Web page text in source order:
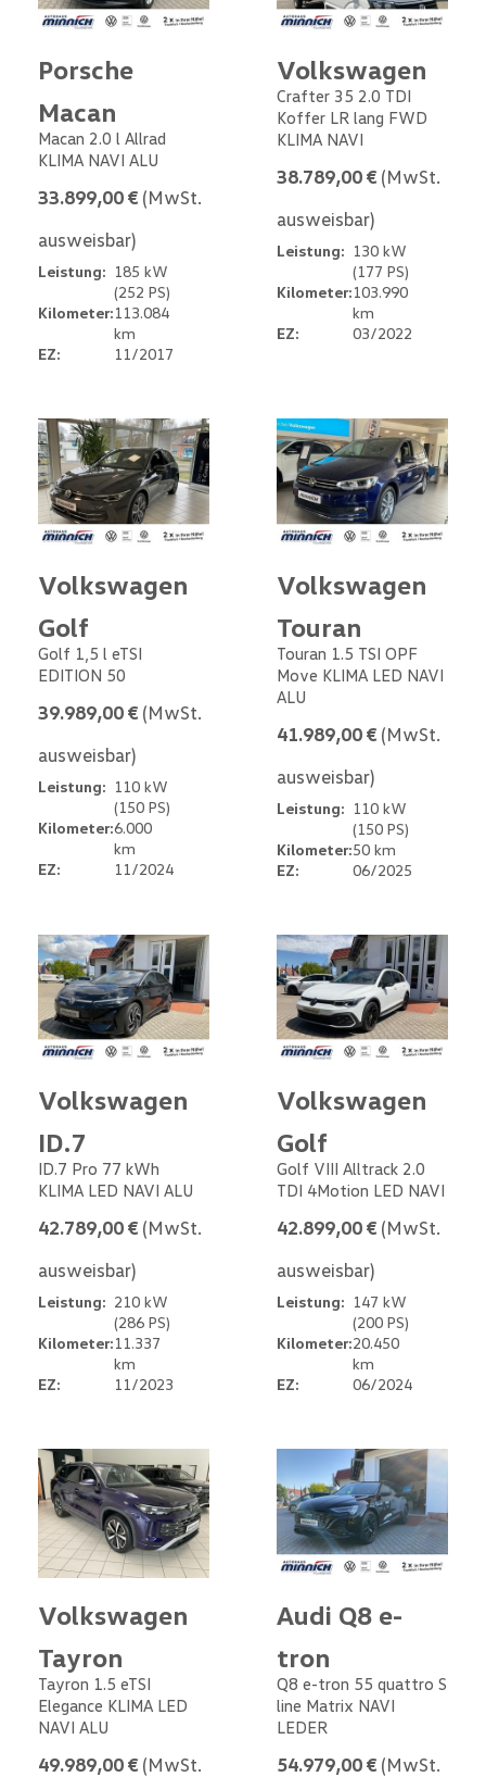
Porsche
Macan
Macan 2.0 l Allrad
KLIMA NAVI ALU
33.899,00 € (MwSt.
ausweisbar)
Leistung: 185 kW
(252 PS)
Kilometer:113.084
km
EZ:
11/2017
Volkswagen
Crafter 35 2.0 TDI
Koffer LR lang FWD
KLIMA NAVI
38.789,00 € (MwSt.
ausweisbar)
Leistung: 130 kW
(177 PS)
Kilometer:103.990
km
EZ:
03/2022
Volkswagen
Golf
Golf 1,5 l eTSI
EDITION 50
39.989,00 € (MwSt.
ausweisbar)
Leistung: 110 kW
(150 PS)
Kilometer:6.000
km
EZ:
11/2024
Volkswagen
Touran
Touran 1.5 TSI OPF
Move KLIMA LED NAVI
ALU
41.989,00 € (MwSt.
ausweisbar)
Leistung: 110 kW
(150 PS)
Kilometer:50 km
EZ:
06/2025
Volkswagen
ID.7
ID.7 Pro 77 kWh
KLIMA LED NAVI ALU
42.789,00 € (MwSt.
ausweisbar)
Leistung: 210 kW
(286 PS)
Kilometer:11.337
km
EZ:
11/2023
Volkswagen
Golf
Golf VIII Alltrack 2.0
TDI 4Motion LED NAVI
42.899,00 € (MwSt.
ausweisbar)
Leistung: 147 kW
(200 PS)
Kilometer:20.450
km
EZ:
06/2024
Volkswagen
Tayron
Tayron 1.5 eTSI
Elegance KLIMA LED
NAVI ALU
49.989,00 € (MwSt.
Audi Q8 e-
tron
Q8 e-tron 55 quattro S
line Matrix NAVI
LEDER
54.979,00 € (MwSt.